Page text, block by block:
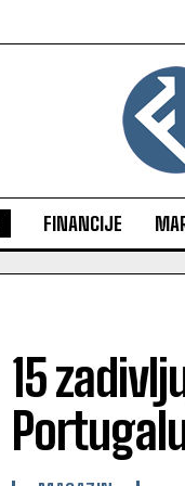
FINANCIJE
15